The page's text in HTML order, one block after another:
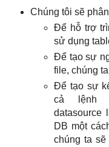
Chúng tôi sẽ
Để hỗ trợ
sử dụng
Để tạo sự
file, chúng
Để tạo sự
cả lệnh
datasource
DB một
chúng ta